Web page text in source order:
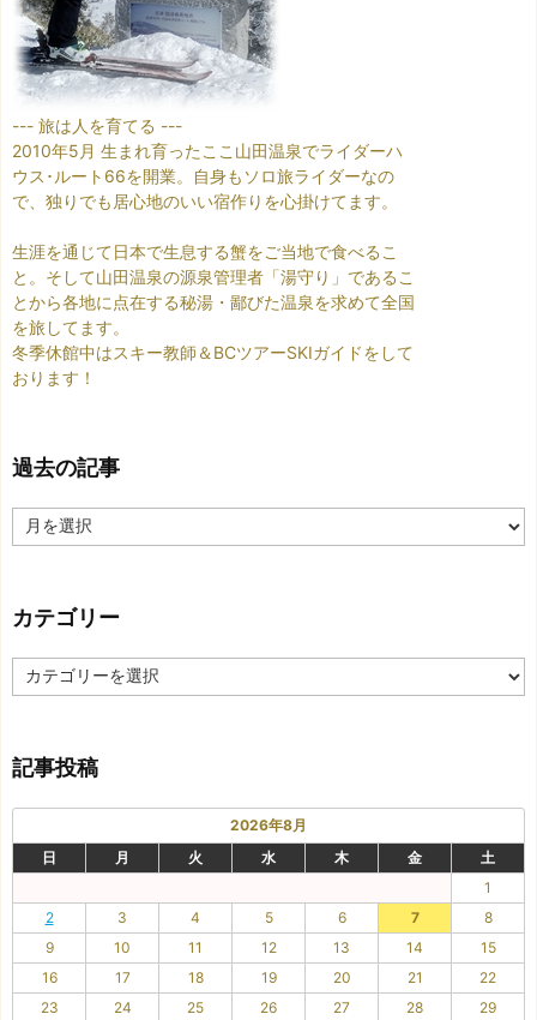
--- 旅は人を育てる ---
2010年5月 生まれ育ったここ山田温泉でライダーハ
ウス･ルート66を開業。自身もソロ旅ライダーなの
で、独りでも居心地のいい宿作りを心掛けてます。
生涯を通じて日本で生息する蟹をご当地で食べるこ
と。そして山田温泉の源泉管理者「湯守り」であるこ
とから各地に点在する秘湯・鄙びた温泉を求めて全国
を旅してます。
冬季休館中はスキー教師＆BCツアーSKIガイドをして
おります！
過去の記事
去
事
カテゴリー
カ
テ
ー
記事投稿
2026年8月
日
月 火 水 木 金
土
1
2
3 4 5 6 7
8
9
10 11 12 13 14
15
16
17 18 19 20 21
22
23
24 25 26 27 28 29